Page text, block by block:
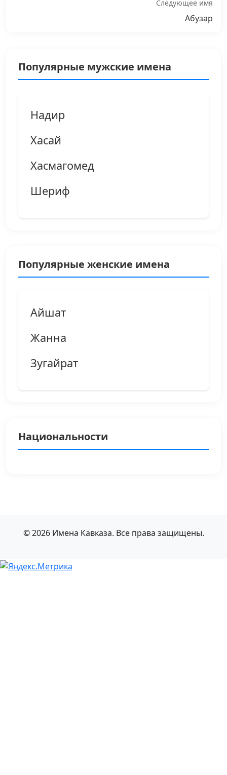
Следующее имя
Абузар
Популярные мужские имена
Надир
Хасай
Хасмагомед
Шериф
Популярные женские имена
Айшат
Жанна
Зугайрат
Национальности
© 2026 Имена Кавказа. Все права защищены.